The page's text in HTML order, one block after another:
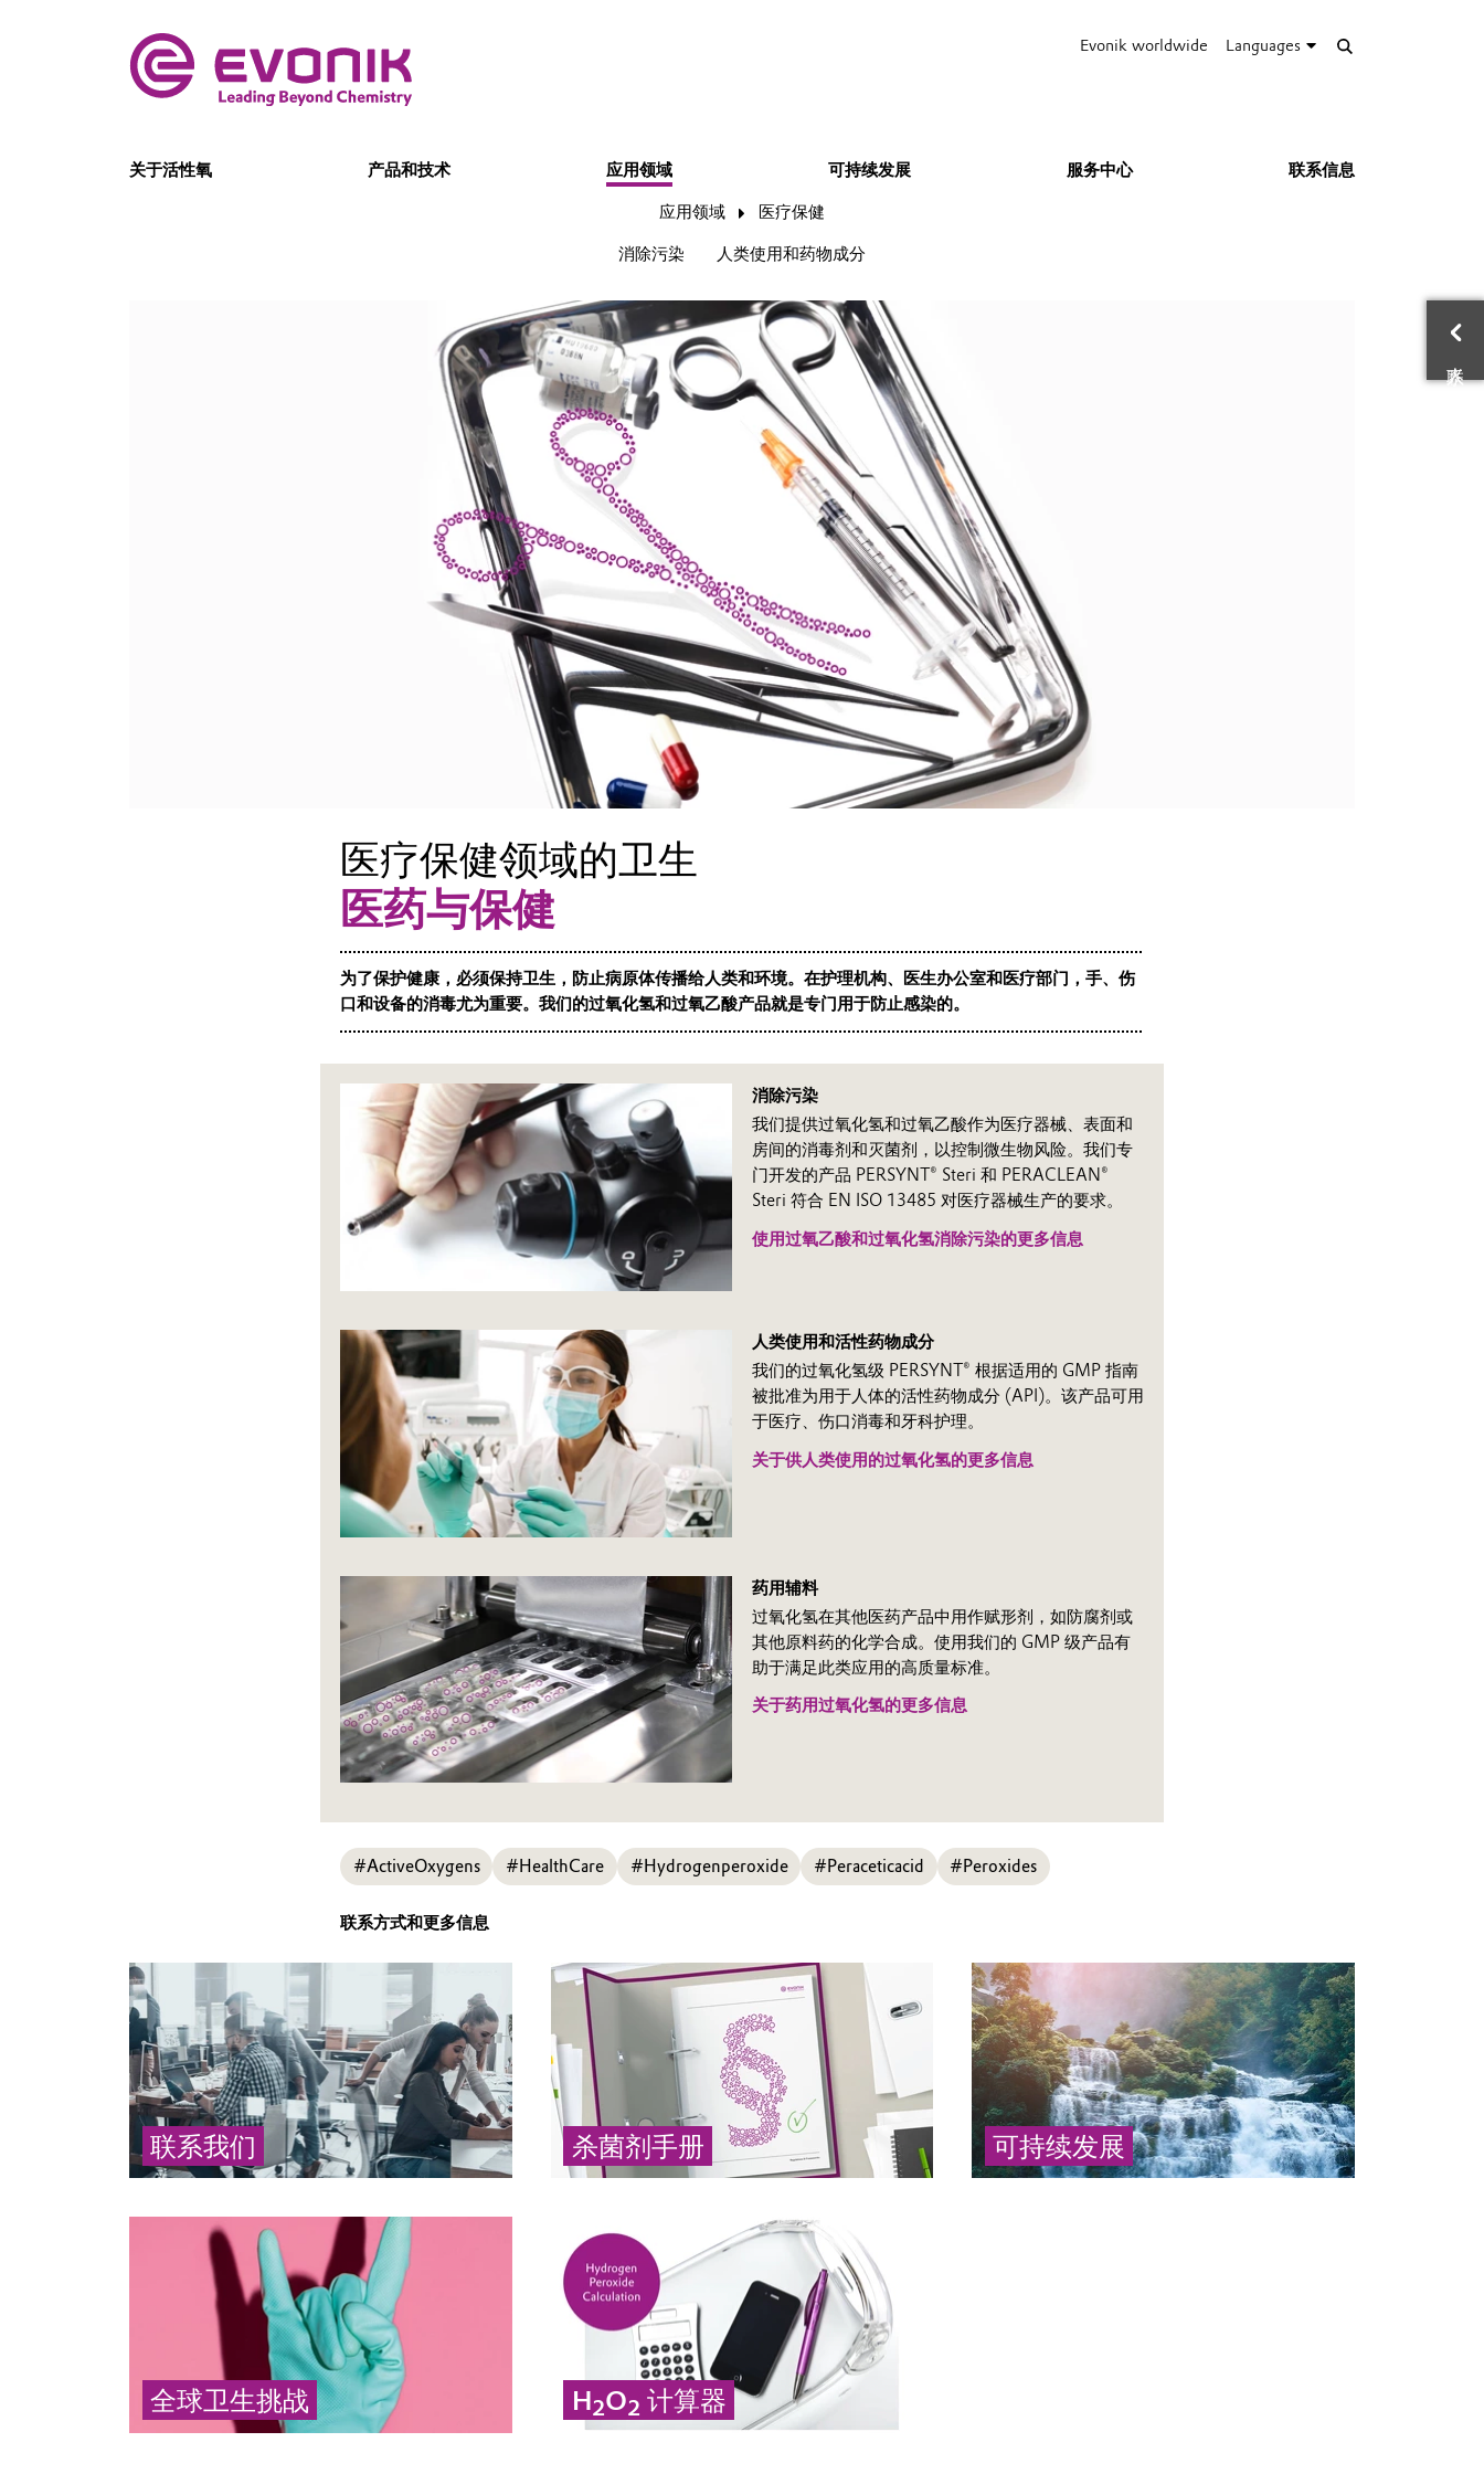
Evonik worldwide Languages
关于活性氧 产品和技术 应用领域 可持续发展 服务中心 联系信息
应用领域 医疗保健
消除污染 人类使用和药物成分
医疗保健领域的卫生
医药与保健
为了保护健康，必须保持卫生，防止病原体传播给人类和环境。在护理机构、医生办公室和医疗部门，手、伤
口和设备的消毒尤为重要。我们的过氧化氢和过氧乙酸产品就是专门用于防止感染的。
消除污染
我们提供过氧化氢和过氧乙酸作为医疗器械、表面和
房间的消毒剂和灭菌剂，以控制微生物风险。我们专
门开发的产品 PERSYNT® Steri 和 PERACLEAN®
Steri 符合 EN ISO 13485 对医疗器械生产的要求。
使用过氧乙酸和过氧化氢消除污染的更多信息
人类使用和活性药物成分
我们的过氧化氢级 PERSYNT® 根据适用的 GMP 指南
被批准为用于人体的活性药物成分 (API)。该产品可用
于医疗、伤口消毒和牙科护理。
关于供人类使用的过氧化氢的更多信息
药用辅料
过氧化氢在其他医药产品中用作赋形剂，如防腐剂或
其他原料药的化学合成。使用我们的 GMP 级产品有
助于满足此类应用的高质量标准。
关于药用过氧化氢的更多信息
#ActiveOxygens #HealthCare #Hydrogenperoxide #Peraceticacid #Peroxides
联系方式和更多信息
联系我们 杀菌剂手册 可持续发展
全球卫生挑战 H2O2 计算器